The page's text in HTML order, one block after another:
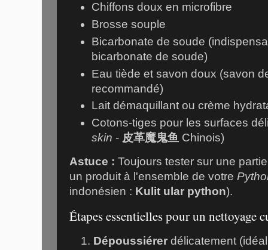
Chiffons doux en microfibre
Brosse souple
Bicarbonate de soude
bicarbonate de soude)
Eau tiède et savon doux (savon
recommandé)
Lait démaquillant ou crème
Cotons-tiges pour les surfaces
skin - 皮革魔鬼鱼 Chinois)
Astuce : Toujours tester sur une
un produit à l'ensemble de votre
indonésien : Kulit ular python).
Étapes essentielles pour un nettoyage
Dépoussiérer délicatement